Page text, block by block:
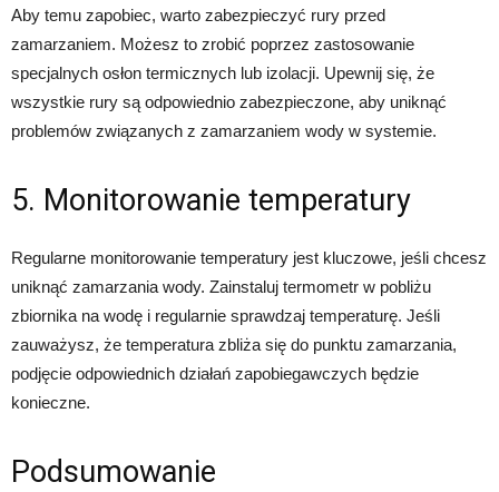
Aby temu zapobiec, warto zabezpieczyć rury przed
zamarzaniem. Możesz to zrobić poprzez zastosowanie
specjalnych osłon termicznych lub izolacji. Upewnij się, że
wszystkie rury są odpowiednio zabezpieczone, aby uniknąć
problemów związanych z zamarzaniem wody w systemie.
5. Monitorowanie temperatury
Regularne monitorowanie temperatury jest kluczowe, jeśli chcesz
uniknąć zamarzania wody. Zainstaluj termometr w pobliżu
zbiornika na wodę i regularnie sprawdzaj temperaturę. Jeśli
zauważysz, że temperatura zbliża się do punktu zamarzania,
podjęcie odpowiednich działań zapobiegawczych będzie
konieczne.
Podsumowanie